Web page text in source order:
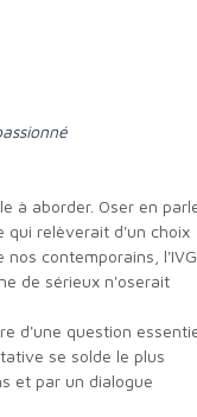
qui relèverait d'un choix
nos contemporains, l'IVG
de sérieux n'oserait
se solde le plus
et par un dialogue